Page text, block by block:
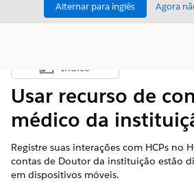
Alternar para inglês
Agora
Mostrar índice
Índice
Usar recurso de
médico da
Registre suas interações com HCPs no
contas de Doutor da instituição estão
em dispositivos móveis.